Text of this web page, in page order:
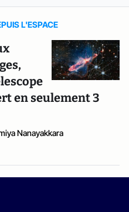
L'ESPACE
en seulement 3
Nanayakkara